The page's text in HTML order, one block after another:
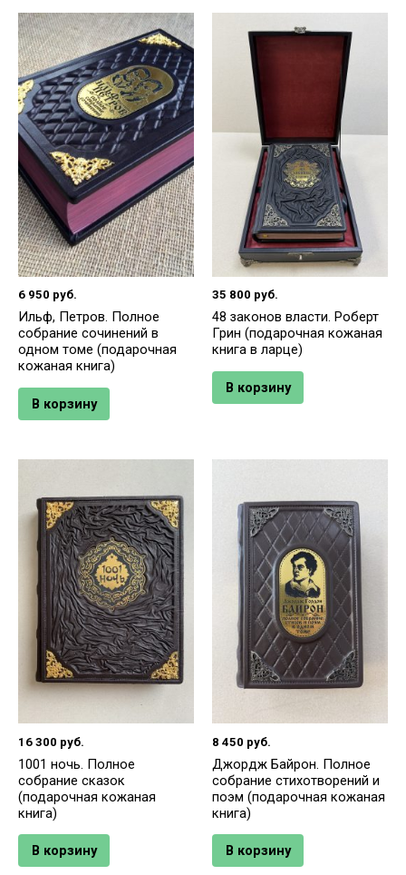
6 950 руб.
Ильф, Петров. Полное
собрание сочинений в
одном томе (подарочная
кожаная книга)
В корзину
35 800 руб.
48 законов власти. Роберт
Грин (подарочная кожаная
книга в ларце)
В корзину
16 300 руб.
1001 ночь. Полное
собрание сказок
(подарочная кожаная
книга)
В корзину
8 450 руб.
Джордж Байрон. Полное
собрание стихотворений и
поэм (подарочная кожаная
книга)
В корзину